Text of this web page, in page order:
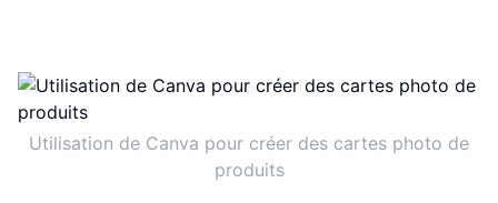
Utilisation de Canva pour créer des cartes photo de
produits